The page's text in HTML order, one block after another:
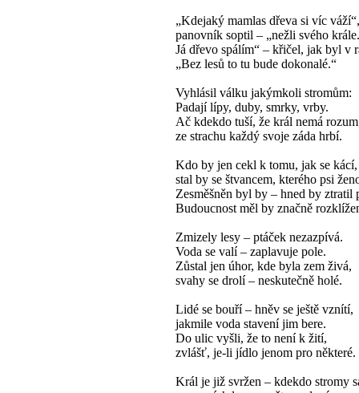
„Kdejaký mamlas dřeva si víc váží“,
panovník soptil – „nežli svého krále.
Já dřevo spálím“ – křičel, jak byl v
„Bez lesů to tu bude dokonalé.“
Vyhlásil válku jakýmkoli stromům:
Padají lípy, duby, smrky, vrby.
Ač kdekdo tuší, že král nemá
ze strachu každý svoje záda hrbí.
Kdo by jen cekl k tomu, jak se kácí,
stal by se štvancem, kterého psi
Zesměšněn byl by – hned by ztratil
Budoucnost měl by značně
Zmizely lesy – ptáček nezazpívá.
Voda se valí – zaplavuje pole.
Zůstal jen úhor, kde byla zem živá,
svahy se drolí – neskutečně holé.
Lidé se bouří – hněv se ještě vznítí,
jakmile voda stavení jim bere.
Do ulic vyšli, že to není k žití,
zvlášť, je-li jídlo jenom pro některé.
Král je již svržen – kdekdo stromy